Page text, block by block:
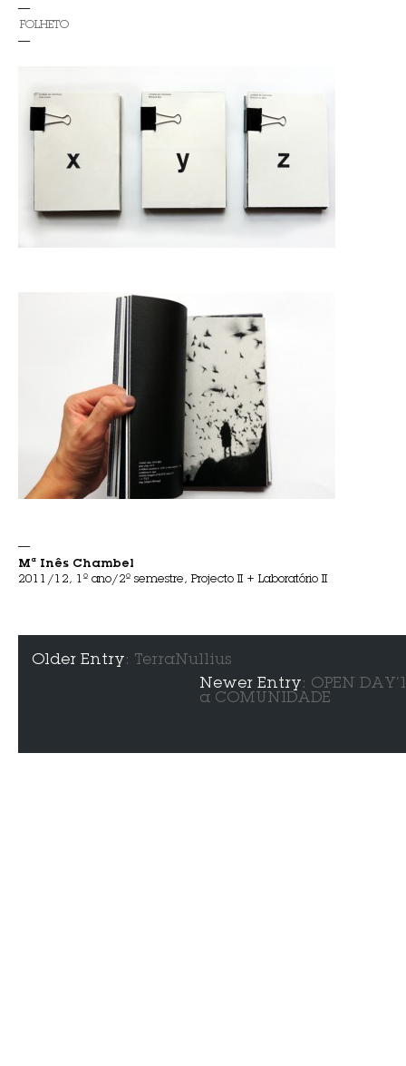
—
FOLHETO
—
—
Mª Inês Chambel
2011/12, 1º ano/2º semestre, Projecto II + Laboratório II
Older Entry: TerraNullius
Newer Entry: OPEN
a COMUNIDADE